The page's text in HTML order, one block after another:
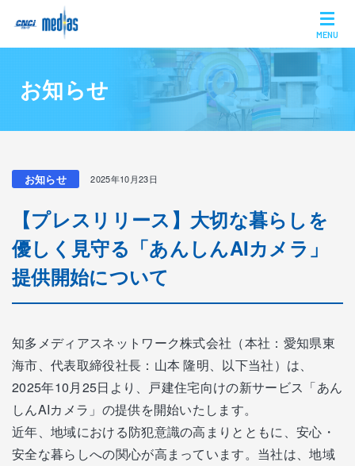
MENU
お知らせ
お知らせ 2025年10月23日
【プレスリリース】大切な暮らしを
優しく見守る「あんしんAIカメラ」
提供開始について
知多メディアスネットワーク株式会社（本社：愛知県東
海市、代表取締役社長：山本 隆明、以下当社）は、
2025年10月25日より、戸建住宅向けの新サービス「あん
しんAIカメラ」の提供を開始いたします。
近年、地域における防犯意識の高まりとともに、安心・
安全な暮らしへの関心が高まっています。当社は、地域